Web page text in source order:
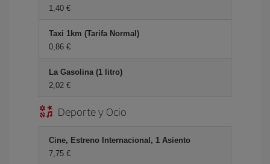
1,40 €
Taxi 1km (Tarifa Normal)
0,86 €
La Gasolina (1 litro)
2,02 €
Deporte y Ocio
Cine, Estreno Internacional, 1 Asiento
7,75 €